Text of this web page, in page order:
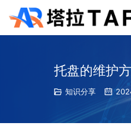
托盘的维护
知识分享